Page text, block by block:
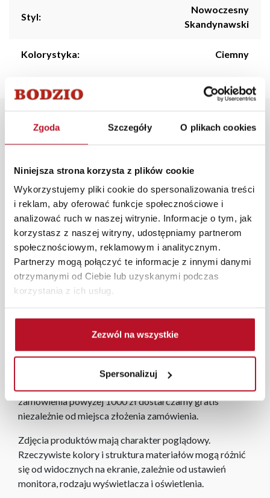
Zgoda Szczegóły O plikach cookies
Niniejsza strona korzysta z plików cookie
Wykorzystujemy pliki cookie do spersonalizowania treści
i reklam, aby oferować funkcje społecznościowe i
analizować ruch w naszej witrynie. Informacje o tym, jak
korzystasz z naszej witryny, udostępniamy partnerom
społecznościowym, reklamowym i analitycznym.
Partnerzy mogą połączyć te informacje z innymi danymi
otrzymanymi od Ciebie lub uzyskanymi podczas
korzystania z ich usług.
Zezwól na wszystkie
Spersonalizuj
Styl:
Nowoczesny
Skandynawski
Kolorystyka: Ciemny
Opis produktu
mebel, który dodaje przytulności i uroku każdemu
wnętrzu. Dzięki swoim niewielkim wymiarom, idealnie
sprawdzi się wnieco mniejszych pomieszczeniach
Narożnik jest uniwersalny, który można ustawić dowolnie
jako lewo - lub prawostronny. Wykonany z różnych
materiałów, ze stopkami drewnianymi.
W każdym z salonów mebli Bodzio oferujemy pomoc w
aranżacji mebli, a nasi pracownicy z wykorzystaniem
programu Planer 3D bezpłatnie zaprojektują i
pomieszczenia wraz z wyceną. Każde zamówienie
złożone w sklepie stacjonarnym dostarczymy do 3 dni
roboczych na terenie całej Polski. W przypadku
zamówień internetowych czas dostawy wynosi do 5 dni
zamówienia powyżej 1000 zł dostarczamy gratis
niezależnie od miejsca złożenia zamówienia.
Zdjęcia produktów mają charakter poglądowy.
Rzeczywiste kolory i struktura materiałów mogą różnić
się od widocznych na ekranie, zależnie od ustawień
monitora, rodzaju wyświetlacza i oświetlenia.